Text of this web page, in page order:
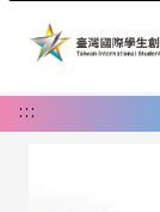
:::